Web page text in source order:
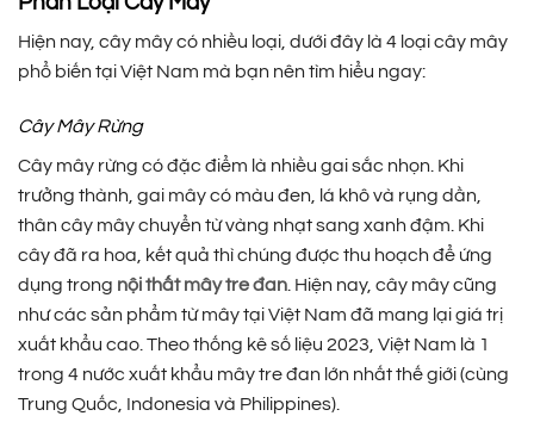
Hiện nay, cây mây có nhiều loại, dưới đây là 4 loại cây mây
phổ biến tại Việt Nam mà bạn nên tìm hiểu ngay:
Cây Mây Rừng
Cây mây rừng có đặc điểm là nhiều gai sắc nhọn. Khi
trưởng thành, gai mây có màu đen, lá khô và rụng dần,
thân cây mây chuyển từ vàng nhạt sang xanh đậm. Khi
cây đã ra hoa, kết quả thì chúng được thu hoạch để ứng
dụng trong nội thất mây tre đan . Hiện nay, cây mây cũng
như các sản phẩm từ mây tại Việt Nam đã mang lại giá trị
xuất khẩu cao. Theo thống kê số liệu 2023, Việt Nam là 1
trong 4 nước xuất khẩu mây tre đan lớn nhất thế giới (cùng
Trung Quốc, Indonesia và Philippines).